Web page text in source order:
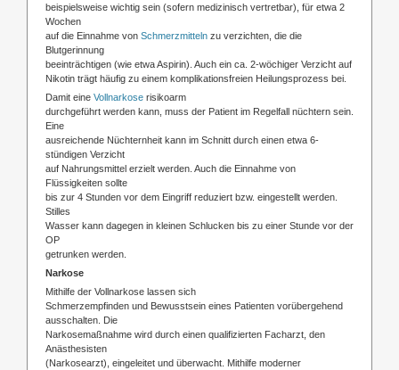
beispielsweise wichtig sein (sofern medizinisch vertretbar), für etwa 2
Wochen
auf die Einnahme von Schmerzmitteln zu verzichten, die die
Blutgerinnung
beeinträchtigen (wie etwa Aspirin). Auch ein ca. 2-wöchiger Verzicht auf
Nikotin trägt häufig zu einem komplikationsfreien Heilungsprozess bei.
Damit eine Vollnarkose risikoarm
durchgeführt werden kann, muss der Patient im Regelfall nüchtern sein.
Eine
ausreichende Nüchternheit kann im Schnitt durch einen etwa 6-
stündigen Verzicht
auf Nahrungsmittel erzielt werden. Auch die Einnahme von
Flüssigkeiten sollte
bis zur 4 Stunden vor dem Eingriff reduziert bzw. eingestellt werden.
Stilles
Wasser kann dagegen in kleinen Schlucken bis zu einer Stunde vor der
OP
getrunken werden.
Narkose
Mithilfe der Vollnarkose lassen sich
Schmerzempfinden und Bewusstsein eines Patienten vorübergehend
ausschalten. Die
Narkosemaßnahme wird durch einen qualifizierten Facharzt, den
Anästhesisten
(Narkosearzt), eingeleitet und überwacht. Mithilfe moderner